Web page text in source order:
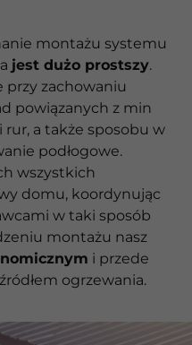
montażu systemu
jest dużo prostszy.
przy zachowaniu
powiązanych z min
a także sposobu w
podłogowe.
wszystkich
domu, koordynując
w taki sposób
montażu nasz
i przede
źródłem ogrzewania.